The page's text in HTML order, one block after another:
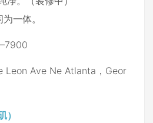
一体。
Leon Ave Ne Atlanta，Geor
）